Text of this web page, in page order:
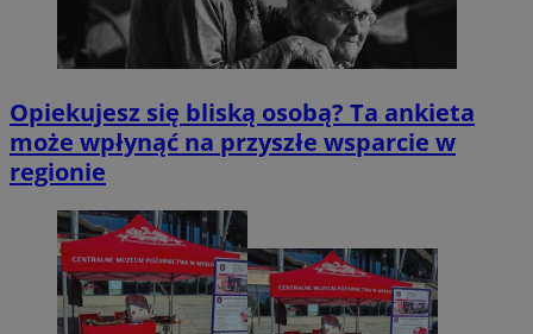
Opiekujesz się bliską osobą? Ta ankieta
może wpłynąć na przyszłe wsparcie w
regionie